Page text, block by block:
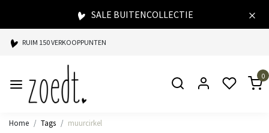
SALE BUITENCOLLECTIE
RUIM 150 VERKOOPPUNTEN
SPAARPUNTEN BIJ ELKE AANKOOP
SNELLE LEVERING
0
Home Tags muurcirkel